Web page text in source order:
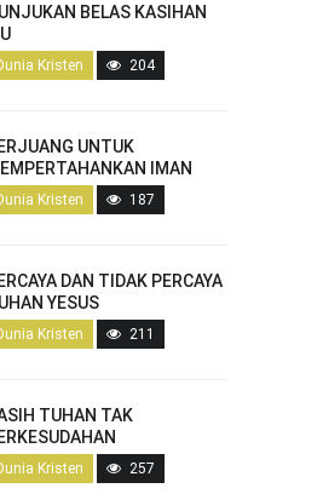
BELAS KASIHAN
Kristen 204
UNTUK
IMAN
Kristen 187
DAN TIDAK PERCAYA
YESUS
Kristen 211
TUHAN TAK
Kristen 257